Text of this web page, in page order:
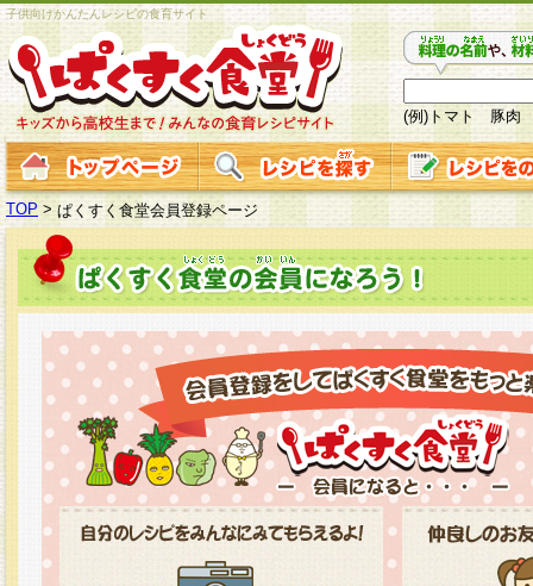
子供向けかんたんレシピの食育サイト
(例)トマト 豚肉
TOP > ぱくすく食堂会員登録ページ